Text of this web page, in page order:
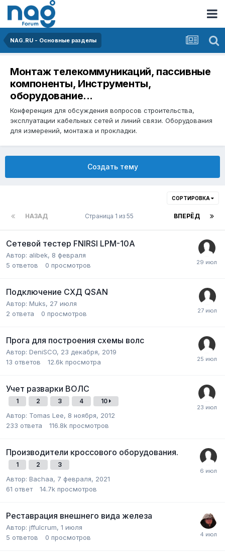
NAG.RU - Основные разделы
Монтаж телекоммуникаций, пассивные
компоненты, Инструменты,
оборудование...
Конференция для обсуждения вопросов строительства,
эксплуатации кабельных сетей и линий связи. Оборудования
для измерений, монтажа и прокладки.
Создать тему
СОРТИРОВКА
НАЗАД ВПЕРЁД
Страница 1 из 55
Сетевой тестер FNIRSI LPM-10A
Автор: alibek, 8 февраля
5 ответов 0 просмотров
Подключение СХД QSAN
Автор: Muks, 27 июля
2 ответа 0 просмотров
Прога для построения схемы волс
Автор: DeniSCO, 23 декабря, 2019
13 ответов 12.6k просмотра
Учет разварки ВОЛС
1 2 3 4 10
Автор: Tomas Lee, 8 ноября, 2012
233 ответа 116.8k просмотров
Производители кроссового оборудования.
1 2 3
Автор: Bachaa, 7 февраля, 2021
61 ответ 14.7k просмотров
Реставрация внешнего вида железа
Автор: jffulcrum, 1 июля
5 ответов 0 просмотров